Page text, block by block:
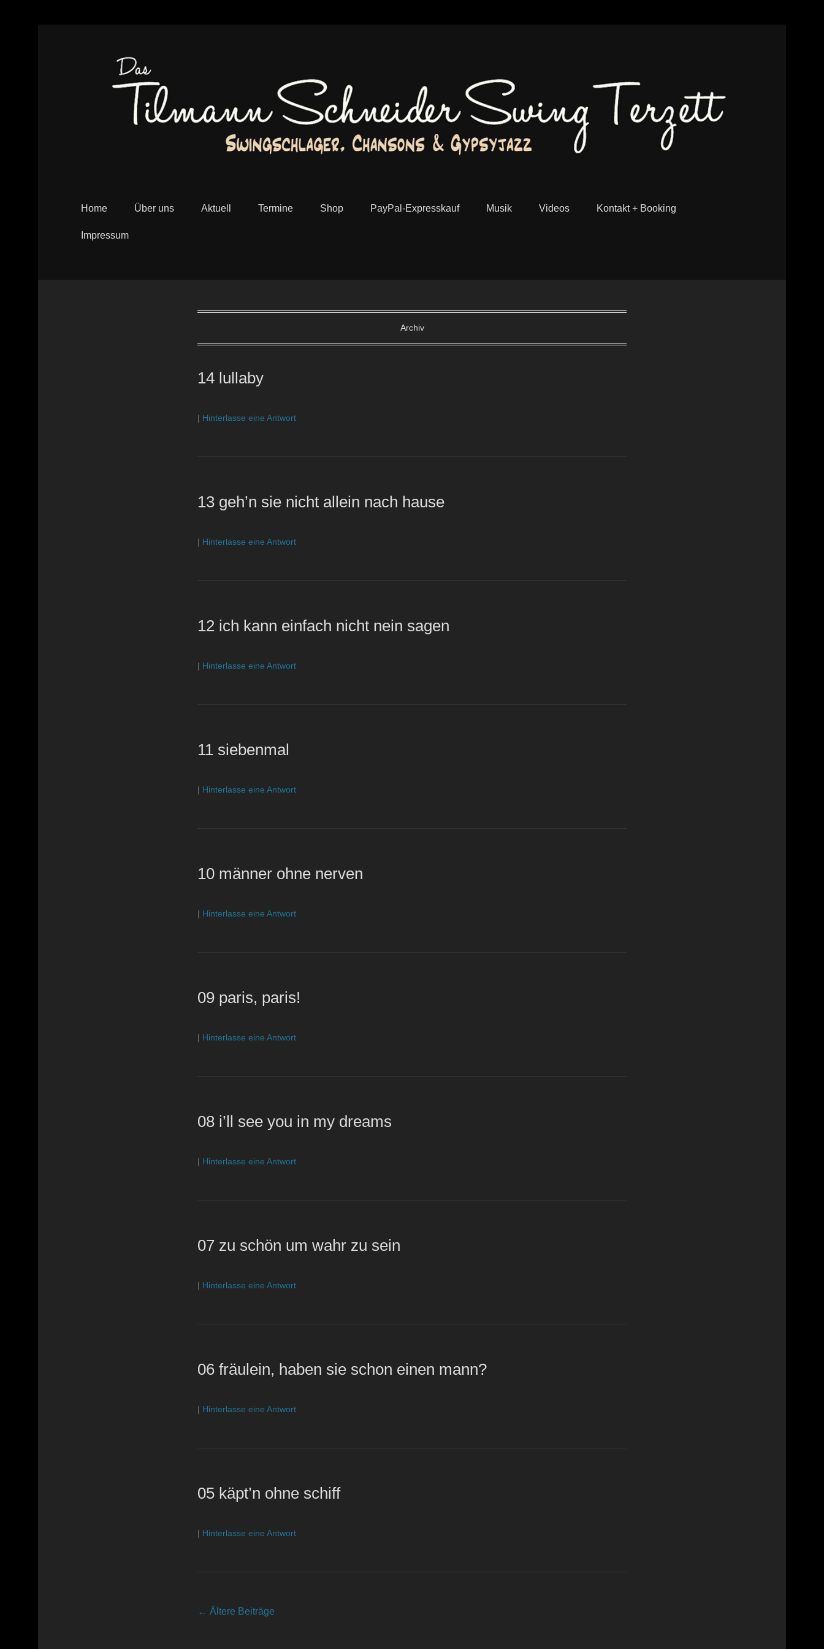
Home Über uns Aktuell Termine Shop PayPal-Expresskauf Musik Videos Kontakt + Booking
Impressum
Archiv
14 lullaby
| Hinterlasse eine Antwort
13 geh’n sie nicht allein nach hause
| Hinterlasse eine Antwort
12 ich kann einfach nicht nein sagen
| Hinterlasse eine Antwort
11 siebenmal
| Hinterlasse eine Antwort
10 männer ohne nerven
| Hinterlasse eine Antwort
09 paris, paris!
| Hinterlasse eine Antwort
08 i’ll see you in my dreams
| Hinterlasse eine Antwort
07 zu schön um wahr zu sein
| Hinterlasse eine Antwort
06 fräulein, haben sie schon einen mann?
| Hinterlasse eine Antwort
05 käpt’n ohne schiff
| Hinterlasse eine Antwort
Beitragsnavigation
← Ältere Beiträge